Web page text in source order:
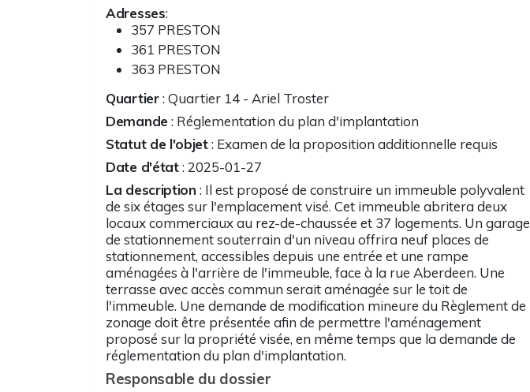
Adresses:
357 PRESTON
361 PRESTON
363 PRESTON
Quartier: Quartier 14 - Ariel Troster
Demande : Réglementation du plan d'implantation
Statut de l'objet: Examen de la proposition additionnelle requis
Date d'état: 2025-01-27
La description : Il est proposé de construire un immeuble polyvalent
de six étages sur l'emplacement visé. Cet immeuble abritera deux
locaux commerciaux au rez-de-chaussée et 37 logements. Un garage
de stationnement souterrain d'un niveau offrira neuf places de
stationnement, accessibles depuis une entrée et une rampe
aménagées à l'arrière de l'immeuble, face à la rue Aberdeen. Une
terrasse avec accès commun serait aménagée sur le toit de
l'immeuble. Une demande de modification mineure du Règlement de
zonage doit être présentée afin de permettre l'aménagement
proposé sur la propriété visée, en même temps que la demande de
réglementation du plan d'implantation.
Responsable du dossier